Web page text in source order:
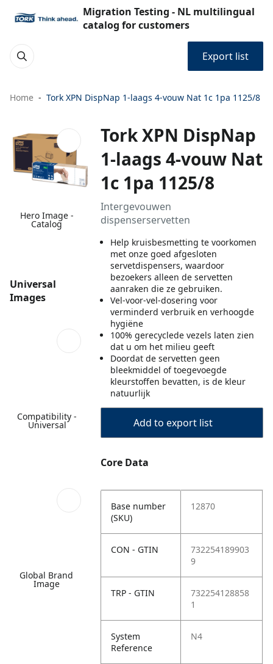
Migration Testing - NL multilingual
catalog for customers
Export list
Home Tork XPN DispNap 1-laags 4-vouw Nat 1c 1pa 1125/8
Hero Image -
Catalog
Universal
Images
Compatibility -
Universal
Global Brand
Image
Tork XPN DispNap
1-laags 4-vouw Nat
1c 1pa 1125/8
Intergevouwen
dispenserservetten
Help kruisbesmetting te voorkomen
met onze goed afgesloten
servetdispensers, waardoor
bezoekers alleen de servetten
aanraken die ze gebruiken.
Vel-voor-vel-dosering voor
verminderd verbruik en verhoogde
hygiëne
100% gerecyclede vezels laten zien
dat u om het milieu geeft
Doordat de servetten geen
bleekmiddel of toegevoegde
kleurstoffen bevatten, is de kleur
natuurlijk
Add to export list
Core Data
Base number
(SKU)
12870
CON - GTIN
732254189903
9
TRP - GTIN
732254128858
1
System
Reference
N4